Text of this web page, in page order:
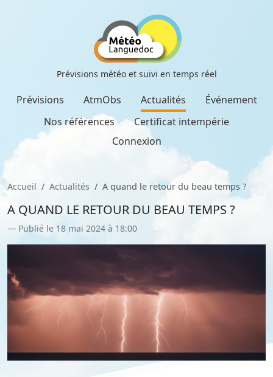
Prévisions météo et suivi en temps réel
Prévisions AtmObs Actualités
Événement
Nos références
Certificat intempérie
Connexion
Accueil Actualités A quand le retour du beau temps ?
A QUAND LE RETOUR DU BEAU TEMPS ?
Publié le 18 mai 2024 à 18:00